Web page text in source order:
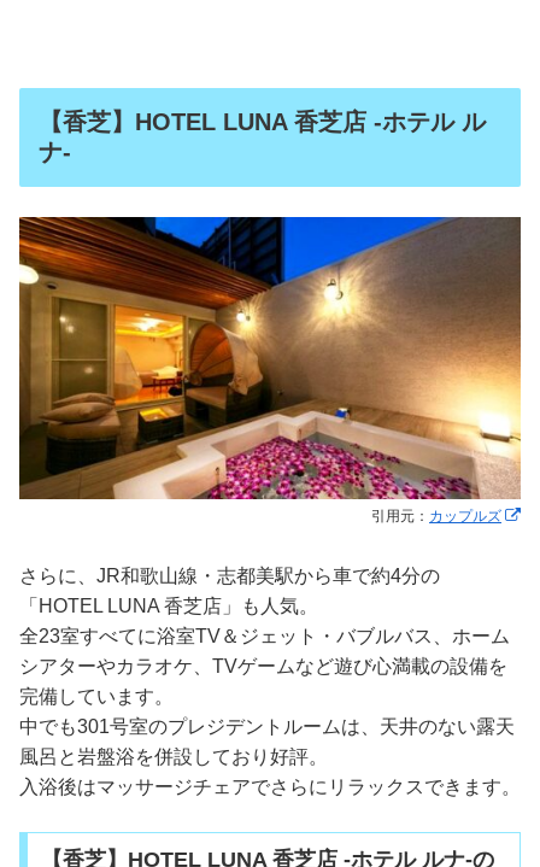
【香芝】HOTEL LUNA 香芝店 -ホテル ル
ナ-
引用元： カップルズ
さらに、JR和歌山線・志都美駅から車で約4分の
「HOTEL LUNA 香芝店」も人気。
全23室すべてに浴室TV＆ジェット・バブルバス、ホーム
シアターやカラオケ、TVゲームなど遊び心満載の設備を
完備しています。
中でも301号室のプレジデントルームは、天井のない露天
風呂と岩盤浴を併設しており好評。
入浴後はマッサージチェアでさらにリラックスできます。
【香芝】HOTEL LUNA 香芝店 -ホテル ルナ-の